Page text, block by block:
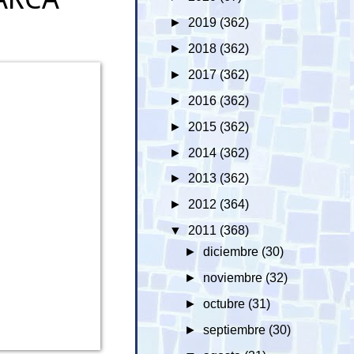
►2019 (362)
► 2018 (362)
► 2017 (362)
► 2016 (362)
► 2015 (362)
► 2014 (362)
► 2013 (362)
► 2012 (364)
▼ 2011 (368)
► diciembre (30)
► noviembre (32)
► octubre (31)
► septiembre (30)